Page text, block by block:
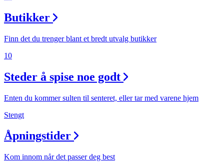
Butikker
Finn det du trenger blant et bredt utvalg butikker
10
Steder å spise noe godt
Enten du kommer sulten til senteret, eller tar med varene hjem
Stengt
Åpningstider
Kom innom når det passer deg best